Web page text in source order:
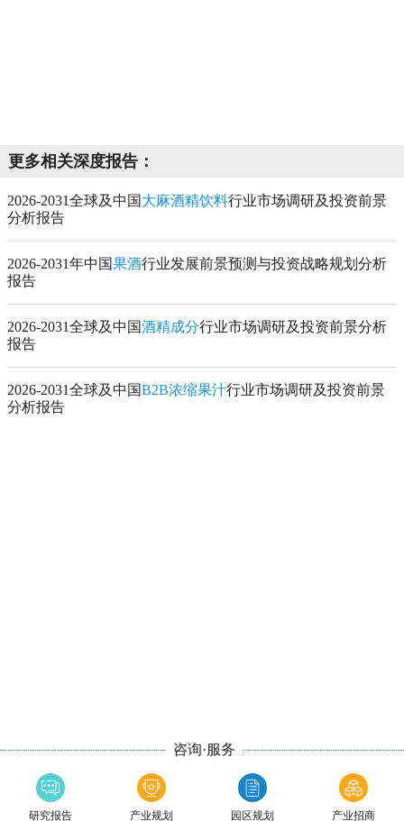
更多相关深度报告：
2026-2031全球及中国 大麻酒精饮料行业市场调研及投资前景
分析报告
2026-2031年中国果酒行业发展前景预测与投资战略规划分析
报告
2026-2031全球及中国酒精成分行业市场调研及投资前景分析
报告
2026-2031全球及中国B2B浓缩果汁行业市场调研及投资前景
分析报告
咨询·服务
研究报告 产业规划 园区规划 产业招商